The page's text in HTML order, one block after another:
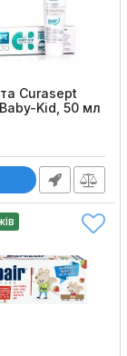
Curasept
Kid, 50 мл